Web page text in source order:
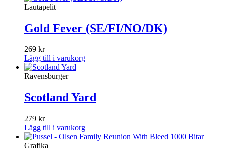
Lautapelit
Gold Fever (SE/FI/NO/DK)
269 kr
Lägg till i varukorg
Ravensburger
Scotland Yard
279 kr
Lägg till i varukorg
Grafika